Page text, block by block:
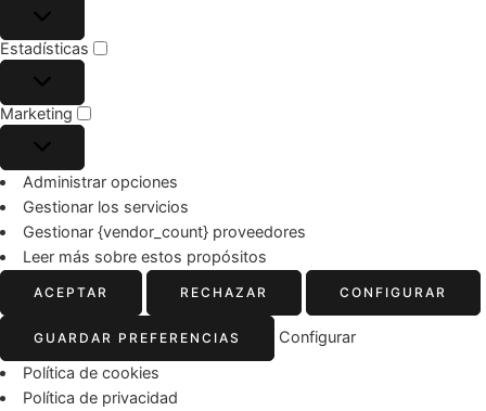
Estadísticas
Marketing
Administrar opciones
Gestionar los servicios
Gestionar {vendor_count} proveedores
Leer más sobre estos propósitos
ACEPTAR RECHAZAR CONFIGURAR
GUARDAR PREFERENCIAS
Configurar
Política de cookies
Política de privacidad